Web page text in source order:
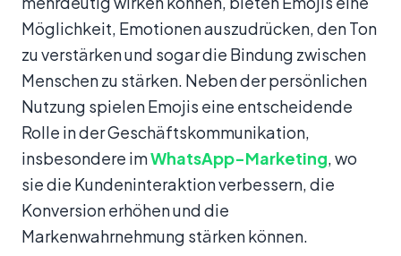
Möglichkeit, Emotionen auszudrücken, den Ton
zu verstärken und sogar die Bindung zwischen
Menschen zu stärken. Neben der persönlichen
Nutzung spielen Emojis eine entscheidende
Rolle in der Geschäftskommunikation,
insbesondere imWhatsApp-Marketing, wo
sie die Kundeninteraktion verbessern, die
Konversion erhöhen und die
Markenwahrnehmung stärken können.